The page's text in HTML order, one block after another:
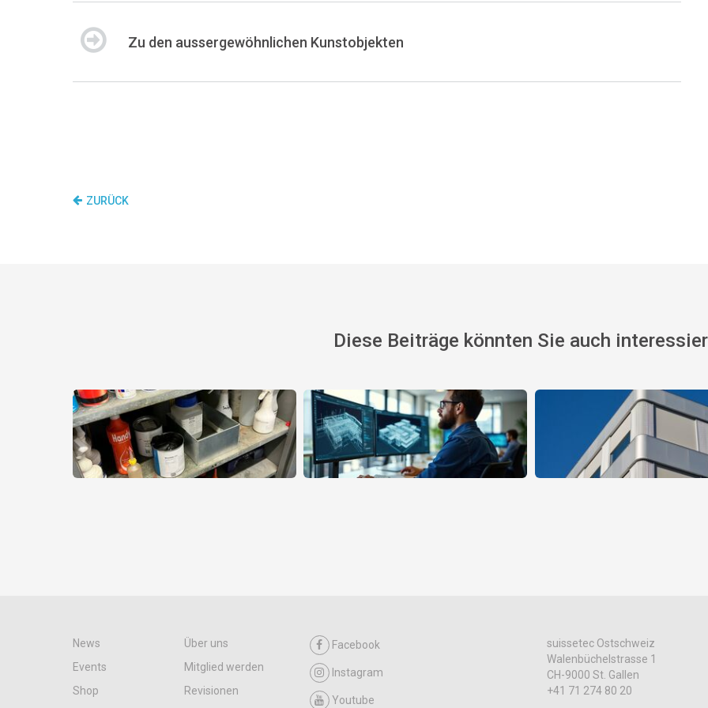
Zu den aussergewöhnlichen Kunstobjekten
ZURÜCK
Diese Beiträge könnten Sie auch
News
Über uns
Events
Mitglied werden
Shop
Revisionen
Facebook
Instagram
Youtube
suissetec Ostschweiz
Walenbüchelstrasse 1
CH-9000 St. Gallen
+41 71 274 80 20